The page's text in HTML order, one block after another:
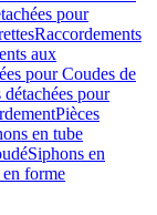
pour
Raccordements
aux
pour Coudes de
détachées pour
Pièces
en tube
Siphons en
en forme